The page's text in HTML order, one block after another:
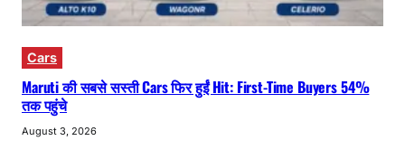
Cars
Maruti की सबसे सस्ती Cars फिर हुईं Hit: First-Time Buyers 54%
तक पहुंचे
August 3, 2026